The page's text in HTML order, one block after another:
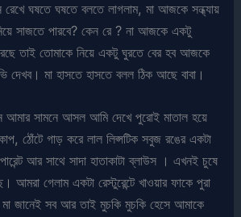
রেখে ঘষতে ঘষতে বলতে লাগলাম, মা আজকে সন্ধ্যায়
সাজতে পারবে? কেন রে ? না আজকে একটু
তাই তোমাকে নিয়ে একটু ঘুরতে বের হব আজকে
দেখব। মা হাসতে হাসতে বলল ঠিক আছে বাবা।
আমার সামনে আসল আমি দেখে পুরোই মাতাল হয়ে
ঠোঁটে গাড় করে লাল লিপ্সটিক সবুজ রঙের একটা
আর সাথে সাদা হাতাকাটা ব্লাউস । এখনই চুষে
আমরা গেলাম একটা রেস্টুরেন্টে খাওয়ার ফাকে পুরা
মা জানেই সব আর তাই মুচকি মুচকি হেসে আমাকে